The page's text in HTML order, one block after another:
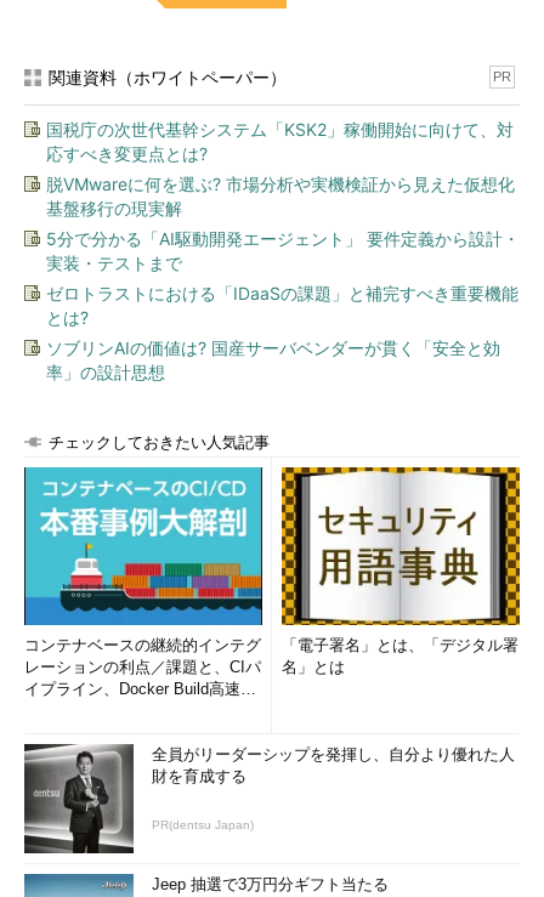
関連資料（ホワイトペーパー） PR
国税庁の次世代基幹システム「KSK2」稼働開始に向けて、対
応すべき変更点とは?
脱VMwareに何を選ぶ? 市場分析や実機検証から見えた仮想化
基盤移行の現実解
5分で分かる「AI駆動開発エージェント」 要件定義から設計・
実装・テストまで
ゼロトラストにおける「IDaaSの課題」と補完すべき重要機能
とは?
ソブリンAIの価値は? 国産サーバベンダーが貫く「安全と効
率」の設計思想
チェックしておきたい人気記事
コンテナベースの継続的インテグ
レーションの利点／課題と、CIパ
イプライン、Docker Build高速化
「電子署名」とは、「デジタル署
名」とは
全員がリーダーシップを発揮し、自分より優れた人
財を育成する
PR(dentsu Japan)
Jeep 抽選で3万円分ギフト当たる